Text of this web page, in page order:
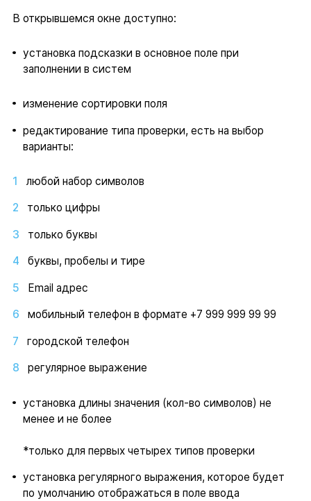
В открывшемся окне доступно:
установка подсказки в основное поле при
заполнении в систем
изменение сортировки поля
редактирование типа проверки, есть на выбор
варианты:
любой набор символов
только цифры
только буквы
буквы, пробелы и тире
Email адрес
мобильный телефон в формате +7 999 999 99 99
городской телефон
регулярное выражение
установка длины значения (кол-во символов) не
менее и не более
*только для первых четырех типов проверки
установка регулярного выражения, которое будет
по умолчанию отображаться в поле ввода